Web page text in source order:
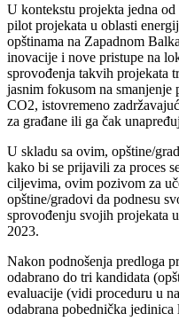
U kontekstu projekta jedna
pilot projekata u oblasti
opštinama na Zapadnom
inovacije i nove pristupe na
sprovođenja takvih projekata
jasnim fokusom na smanjenje
CO2, istovremeno
za građane ili ga čak
U skladu sa ovim, opštine/
kako bi se prijavili za proces
ciljevima, ovim pozivom za
opštine/gradovi da podnesu
sprovođenju svojih projekata
2023.
Nakon podnošenja predloga
odabrano do tri kandidata
evaluacije (vidi proceduru u
odabrana pobednička jedinica